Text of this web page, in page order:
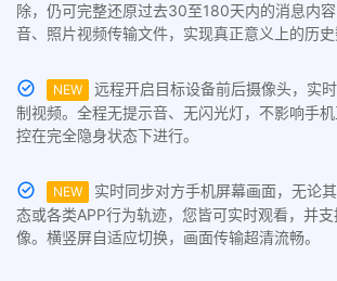
除，仍可完整还原过去30至180天内的消息内
音、照片视频传输文件，实现真正意义上的历史
NEW
远程开启目标设备前后摄像头，实
制视频。全程无提示音、无闪光灯，不影响手
控在完全隐身状态下进行。
NEW
实时同步对方手机屏幕画面，无论
态或各类APP行为轨迹，您皆可实时观看，并
像。横竖屏自适应切换，画面传输超清流畅。